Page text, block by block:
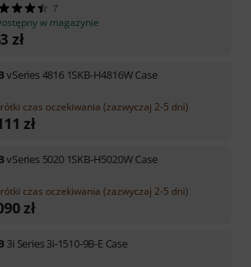
7
w magazynie
zł
vSeries 4816 1SKB-H4816W Case
czas oczekiwania (zazwyczaj 2-5 dni)
zł
vSeries 5020 1SKB-H5020W Case
czas oczekiwania (zazwyczaj 2-5 dni)
zł
3i Series 3i-1510-9B-E Case